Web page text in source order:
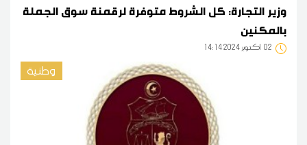
وزير التجارة: كل الشروط متوفرة لرقمنة سوق الجملة
بالمكنين
02 14:14 2024 أكتوبر
وطنية